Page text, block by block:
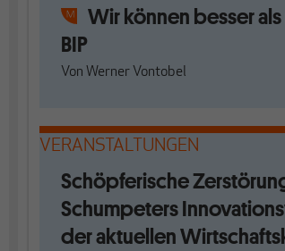
Wir können besser
BIP
Von Werner Vontobel
VERANSTALTUNGEN
Schöpferische
Schumpeters
der aktuellen